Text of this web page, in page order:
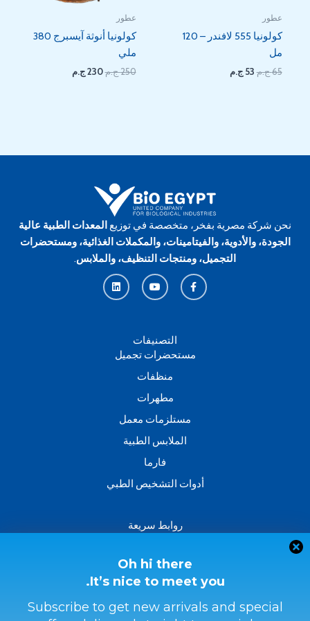
Oh hi there
It’s nice to meet you.
Subscribe to get new arrivals and special
عطور
كولونيا 555 لافندر – 120
مل
65ج.م 53 ج.م
عطور
كولونيا أنوثة آيسبرج 380
ملي
250ج.م230 ج.م
نحن شركة مصرية بفخر، متخصصة في توزيع المعدات الطبية عالية
الجودة، والأدوية، والفيتامينات، والمكملات الغذائية، ومستحضرات
التجميل، ومنتجات التنظيف، والملابس.
F
a
c
e
f
Y
o
u
t
L
i
n
k
التصنيفات
مستحضرات تجميل
منظفات
مطهرات
مستلزمات معمل
الملابس الطبية
فارما
أدوات التشخيص الطبي
روابط سريعة
اتصل بنا
سياسة الاسترداد والاسترجاع
الشروط والأحكام